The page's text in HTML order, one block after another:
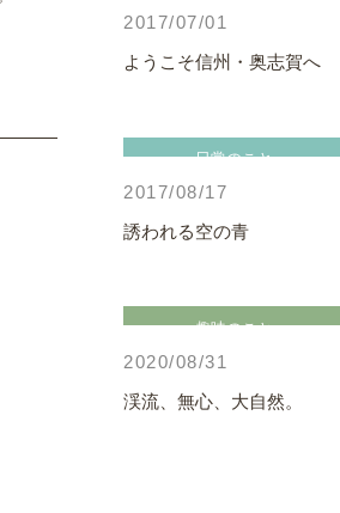
2017/07/01
ようこそ信州・奥志賀へ
日常のこと
2017/08/17
誘われる空の青
趣味のこと
2020/08/31
渓流、無心、大自然。